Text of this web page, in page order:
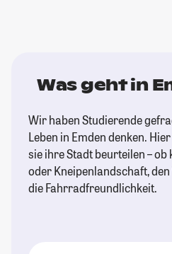
Was geht in
Wir haben Studierende
Leben in Emden denken.
sie ihre Stadt beurteilen –
oder Kneipenlandschaft,
die Fahrradfreundlichkeit.